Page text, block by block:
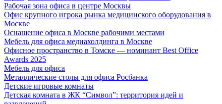
Рабочая зона офиса в центре Москвы
Офис крупного игрока рынка медицинского оборудования в
Москве
Оснащение офиса в Москве рабочими местами
Мебель для офиса медиахолдинга в Москве
Офисное пространство в Томске — номинант Best Office
Awards 2025
Мебель для офиса
Металлические столы для офиса Росбанка
Детские игровые комнаты
Детская комната в ЖК “Символ”: территория идей и